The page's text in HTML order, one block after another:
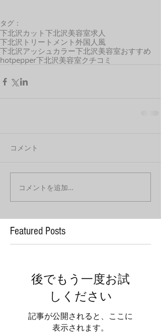
タグ：
下北沢カット 下北沢美容室求人
下北沢トリートメント 外国人風
下北沢アッシュカラー下北沢美容室おすすめ
hotpepper下北沢美容室クチコミ
コメント
コメントを追加…
Featured Posts
後でもう一度お試
しください
記事が公開されると、ここに
表示されます。